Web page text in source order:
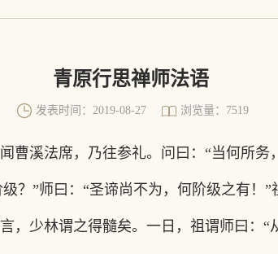
青原行思禅师法语
发表时间：2019-08-27 浏览量：7519
曹溪法席，乃往参礼。问曰： “当何所务
？”师曰：“圣谛尚不为，何阶级之有！”
，少林谓之得髓矣。一日，祖谓师曰： “